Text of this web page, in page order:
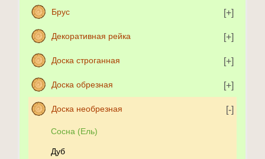
Брус
Декоративная рейка
Доска строганная
Доска обрезная
Доска необрезная
Сосна (Ель)
Дуб